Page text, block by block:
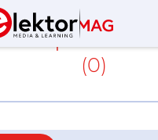
plus sur
(0)